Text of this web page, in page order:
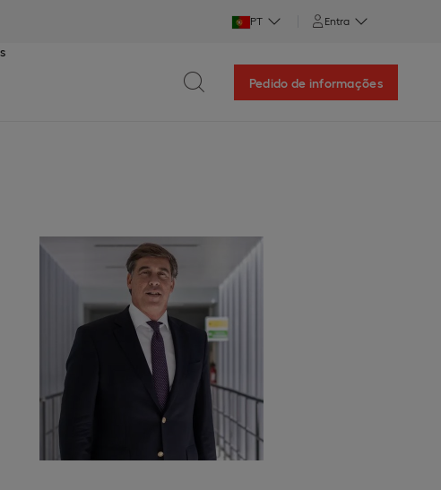
PT Entra
Pedido de informações